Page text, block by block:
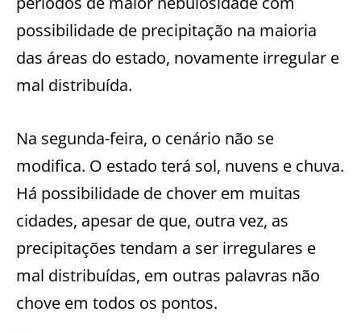
possibilidade de precipitação na maioria
das áreas do estado, novamente irregular e
mal distribuída.
Na segunda-feira, o cenário não se
modifica. O estado terá sol, nuvens e chuva.
Há possibilidade de chover em muitas
cidades, apesar de que, outra vez, as
precipitações tendam a ser irregulares e
mal distribuídas, em outras palavras não
chove em todos os pontos.